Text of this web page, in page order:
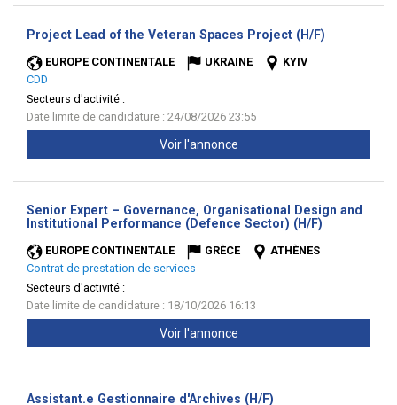
Project Lead of the Veteran Spaces Project (H/F)
EUROPE CONTINENTALE UKRAINE
KYIV
CDD
Secteurs d'activité :
Date limite de candidature : 24/08/2026 23:55
Voir l'annonce
Senior Expert – Governance, Organisational Design and
Institutional Performance (Defence Sector) (H/F)
EUROPE CONTINENTALE GRÈCE
ATHÈNES
Contrat de prestation de services
Secteurs d'activité :
Date limite de candidature : 18/10/2026 16:13
Voir l'annonce
Assistant.e Gestionnaire d'Archives (H/F)